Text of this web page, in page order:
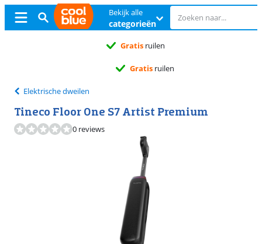
Bekijk alle
categorieën
Gratis ruilen
Gratis ruilen
Elektrische dweilen
Tineco Floor One S7 Artist Premium
0 reviews